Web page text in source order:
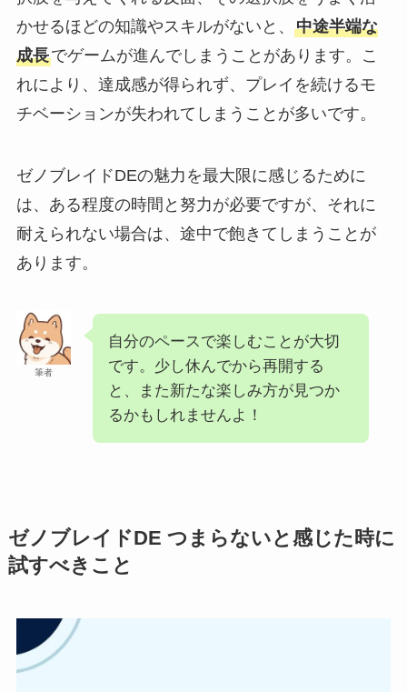
かせるほどの知識やスキルがないと、 中途半端な
成長でゲームが進んでしまうことがあります。こ
れにより、達成感が得られず、プレイを続けるモ
チベーションが失われてしまうことが多いです。
ゼノブレイドDEの魅力を最大限に感じるために
は、ある程度の時間と努力が必要ですが、それに
耐えられない場合は、途中で飽きてしまうことが
あります。
筆者
自分のペースで楽しむことが大切
です。少し休んでから再開する
と、また新たな楽しみ方が見つか
るかもしれませんよ！
ゼノブレイドDE つまらないと感じた時に
試すべきこと